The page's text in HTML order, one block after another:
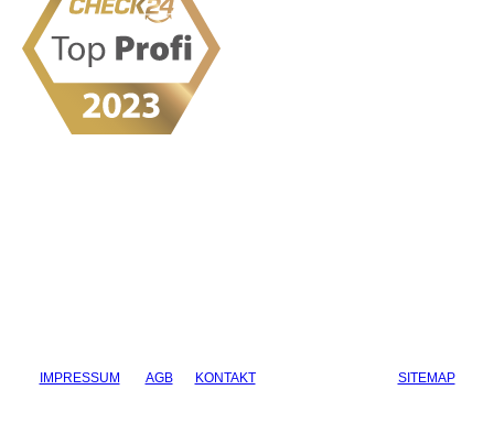
IMPRESSUM AGB KONTAKT SITEMAP